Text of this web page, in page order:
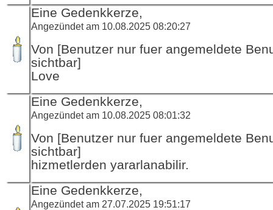
Eine Gedenkkerze,
Angezündet am 10.08.2025 08:20:27
Von [Benutzer nur fuer angemeldete
sichtbar]
Love
Eine Gedenkkerze,
Angezündet am 10.08.2025 08:01:32
Von [Benutzer nur fuer angemeldete
sichtbar]
hizmetlerden yararlanabilir.
Eine Gedenkkerze,
Angezündet am 27.07.2025 19:51:17